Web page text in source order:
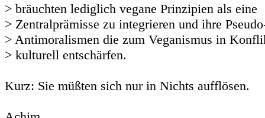
> bräuchten lediglich vegane Prinzipien als eine
> Zentralprämisse zu integrieren und ihre
> Antimoralismen die zum Veganismus in
> kulturell entschärfen.
Kurz: Sie müßten sich nur in Nichts aufflösen.